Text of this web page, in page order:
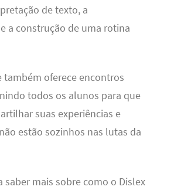
de texto, a
a construção de uma rotina
também oferece encontros
todos os alunos para que
suas experiências e
estão sozinhos nas lutas da
saber mais sobre como o Dislex